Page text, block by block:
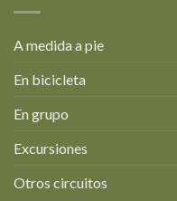
A medida a pie
En bicicleta
En grupo
Excursiones
Otros circuitos